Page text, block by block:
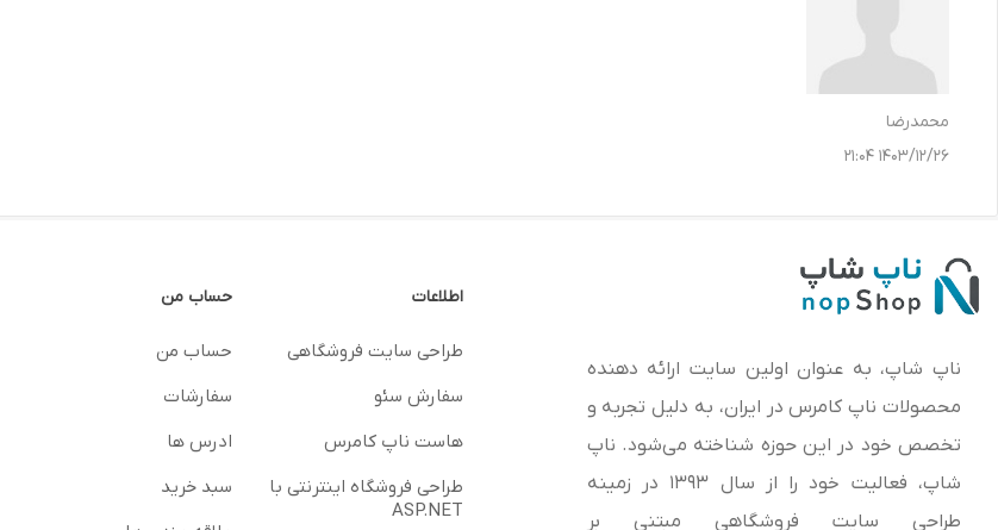
محمدرضا
1403/12/26 21:04
ناپ شاپ، به عنوان اولین سایت ارائه‌ دهنده
محصولات ناپ کامرس در ایران، به دلیل تجربه و
تخصص خود در این حوزه شناخته می‌شود. ناپ
شاپ، فعالیت خود را از سال 1393 در زمینه
طراحی سایت فروشگاهی مبتنی بر
اطلاعات
طراحی سایت فروشگاهی
سفارش سئو
هاست ناپ کامرس
طراحی فروشگاه اینترنتی با
ASP.NET
حساب من
حساب من
سفارشات
ادرس ها
سبد خرید